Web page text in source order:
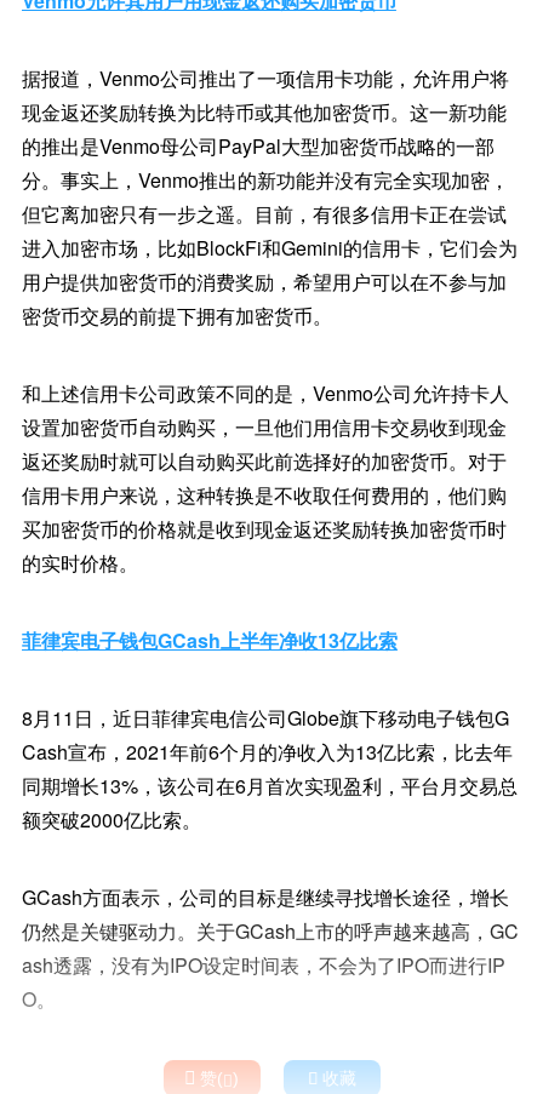
据报道，Venmo公司推出了一项信用卡功能，允许用户将
现金返还奖励转换为比特币或其他加密货币。这一新功能
的推出是Venmo母公司PayPal大型加密货币战略的一部
分。事实上，Venmo推出的新功能并没有完全实现加密，
但它离加密只有一步之遥。目前，有很多信用卡正在尝试
进入加密市场，比如BlockFi和Gemini的信用卡，它们会为
用户提供加密货币的消费奖励，希望用户可以在不参与加
密货币交易的前提下拥有加密货币。
和上述信用卡公司政策不同的是，Venmo公司允许持卡人
设置加密货币自动购买，一旦他们用信用卡交易收到现金
返还奖励时就可以自动购买此前选择好的加密货币。对于
信用卡用户来说，这种转换是不收取任何费用的，他们购
买加密货币的价格就是收到现金返还奖励转换加密货币时
的实时价格。
菲律宾电子钱包GCash上半年净收13亿比索
8月11日，近日菲律宾电信公司Globe旗下移动电子钱包G
Cash宣布，2021年前6个月的净收入为13亿比索，比去年
同期增长13%，该公司在6月首次实现盈利，平台月交易总
额突破2000亿比索。
GCash方面表示，公司的目标是继续寻找增长途径，增长
仍然是关键驱动力。关于GCash上市的呼声越来越高，GC
ash透露，没有为IPO设定时间表，不会为了IPO而进行IP
O。
 赞()  收藏